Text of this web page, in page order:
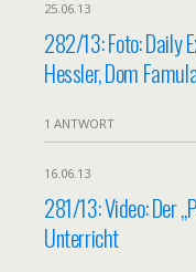
25.06.13
282/13: Foto: Daily
Hessler, Dom
1 ANTWORT
16.06.13
281/13: Video: Der
Unterricht